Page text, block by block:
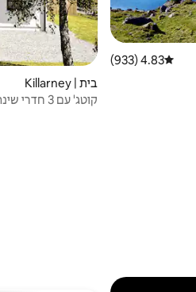
דירוג ממוצע של 4.83 מתוך 5, 933 ביקורות
4.83 (933)
בית | Killarney